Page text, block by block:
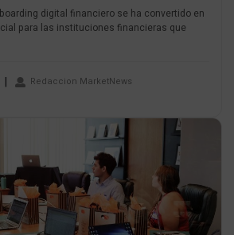
digital financiero se ha convertido en
para las instituciones financieras que
Redaccion MarketNews